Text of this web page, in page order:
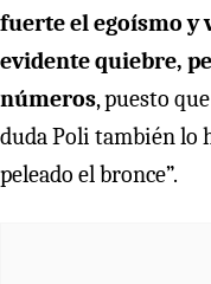
fuerte el egoísmo y
evidente quiebre,
números, puesto que
duda Poli también lo
peleado el bronce”.